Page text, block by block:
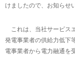
けましたので、お知らせ
これは、当社サービス
発電事業者の供給力低下
電事業者から電力融通を